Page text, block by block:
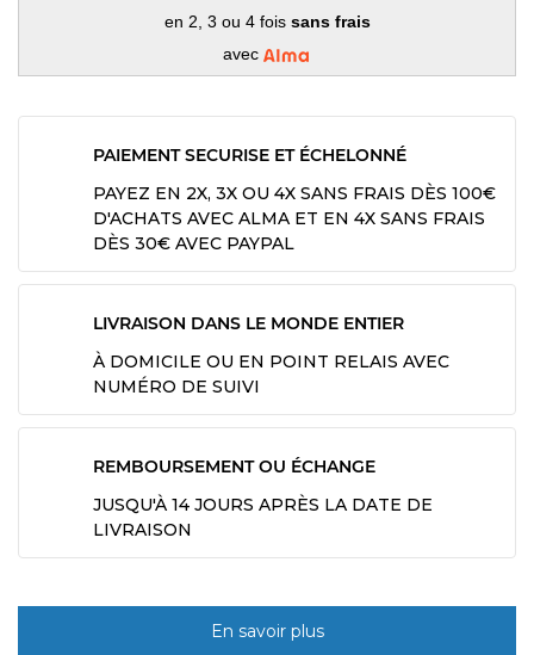
en 2, 3 ou 4 fois sans frais
avec
PAIEMENT SECURISE ET ÉCHELONNÉ
PAYEZ EN 2X, 3X OU 4X SANS FRAIS DÈS 100€
D'ACHATS AVEC ALMA ET EN 4X SANS FRAIS
DÈS 30€ AVEC PAYPAL
LIVRAISON DANS LE MONDE ENTIER
À DOMICILE OU EN POINT RELAIS AVEC
NUMÉRO DE SUIVI
REMBOURSEMENT OU ÉCHANGE
JUSQU'À 14 JOURS APRÈS LA DATE DE
LIVRAISON
En savoir plus